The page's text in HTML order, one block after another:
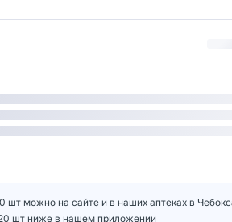
можно на сайте и в наших аптеках в
шт ниже в нашем приложении